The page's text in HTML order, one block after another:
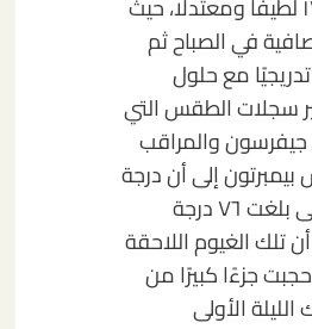
في الصباح ثم
مع حلول
سجلات الطقس التي
والمراقب
بيمبرتون إلى أن درجة
الحرارة العظمى بلغت ٧٦ درجة
تلك الغيوم اللاحقة
جزءًا كبيرًا من
الأولى